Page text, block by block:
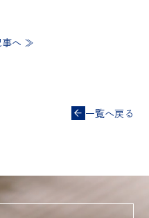
事へ ≫
一覧へ戻る